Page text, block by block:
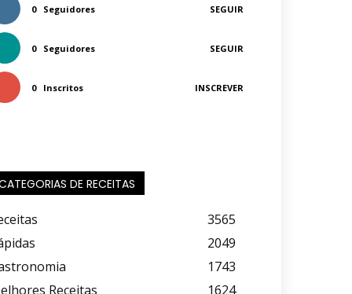
0 Seguidores SEGUIR
0 Seguidores SEGUIR
0 Inscritos INSCREVER
DE RECEITAS
3565
2049
1743
Receitas
1624